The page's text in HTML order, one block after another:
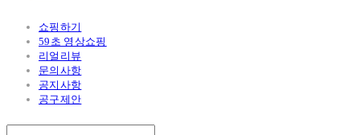
쇼핑하기
59초 영상쇼핑
리얼리뷰
문의사항
공지사항
공구제안